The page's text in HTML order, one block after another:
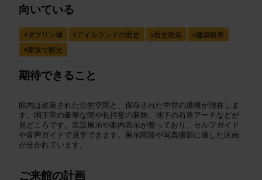
向いている
#ダブリン城 #アイルランドの歴史 #歴史散策 #建築観察
#家族で観光
期待できること
館内は改装された公的空間と、保存された中世の遺構が混在しま
す。国王室の豪華な間や礼拝堂の装飾、地下の石造アーチなどが
見どころです。常設展示や案内表示が整っており、セルフガイド
や音声ガイドで見学できます。展示閲覧や写真撮影に適した区画
が分かれています。
ご来館の計画